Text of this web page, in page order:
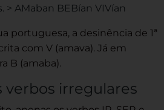
> AMaban BEBían VIVían
portuguesa, a desinência de 1ª
com V (amava). Já em
B (amaba).
verbos irregulares